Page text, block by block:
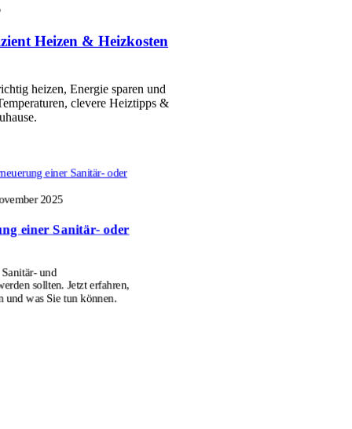
Heizen & Heizkosten
heizen, Energie sparen und
clevere Heiztipps &
einer Sanitär- oder
2025
einer Sanitär- oder
und
sollten. Jetzt erfahren,
und was Sie tun können.